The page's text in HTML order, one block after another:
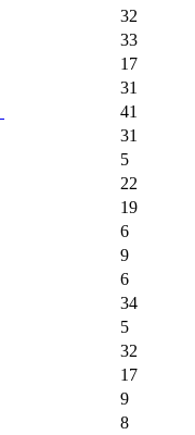
32
33
17
31
41
31
5
22
19
6
9
6
34
5
32
17
9
8